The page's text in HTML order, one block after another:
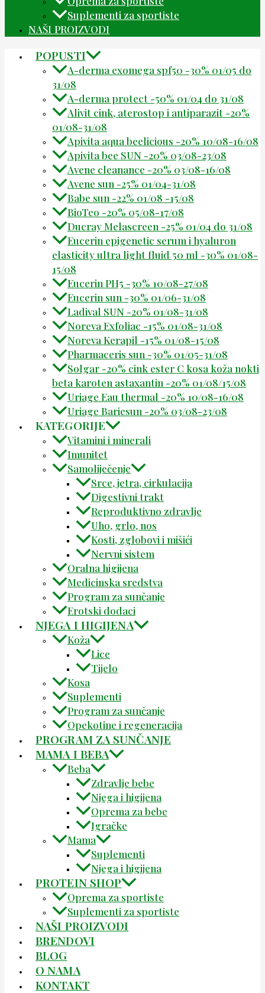
Suplementi za sportiste
NAŠI PROIZVODI
POPUSTI
A-derma exomega spf50 -30% 01/05 do
31/08
A-derma protect -50% 01/04 do 31/08
Alivit cink, aterostop i antiparazit -20%
01/08-31/08
Apivita aqua beelicious -20% 10/08-16/08
Apivita bee SUN -20% 03/08-23/08
Avene cleanance -20% 03/08-16/08
Avene sun -25% 01/04-31/08
Babe sun -22% 01/08 -15/08
BioTeo -20% 05/08-17/08
Ducray Melascreen -25% 01/04 do 31/08
Eucerin epigenetic serum i hyaluron
elasticity ultra light fluid 50 ml -30% 01/08-
15/08
Eucerin PH5 -30% 10/08-27/08
Eucerin sun -30% 01/06-31/08
Ladival SUN -20% 01/08-31/08
Noreva Exfoliac -15% 01/08-31/08
Noreva Kerapil -15% 01/08-15/08
Pharmaceris sun -30% 01/05-31/08
Solgar -20% cink ester C kosa koža nokti
beta karoten astaxantin -20% 01/08/15/08
Uriage Eau thermal -20% 10/08-16/08
Uriage Bariesun -20% 03/08-23/08
KATEGORIJE
Vitamini i minerali
Imunitet
Samoliječenje
Srce, jetra, cirkulacija
Digestivni trakt
Reproduktivno zdravlje
Uho, grlo, nos
Kosti, zglobovi i mišići
Nervni sistem
Oralna higijena
Medicinska sredstva
Program za sunčanje
Erotski dodaci
NJEGA I HIGIJENA
Koža
Lice
Tijelo
Kosa
Suplementi
Program za sunčanje
Opekotine i regeneracija
PROGRAM ZA SUNČANJE
MAMA I BEBA
Beba
Zdravlje bebe
Njega i higijena
Oprema za bebe
Igračke
Mama
Suplementi
Njega i higijena
PROTEIN SHOP
Oprema za sportiste
Suplementi za sportiste
NAŠI PROIZVODI
BRENDOVI
BLOG
O NAMA
KONTAKT